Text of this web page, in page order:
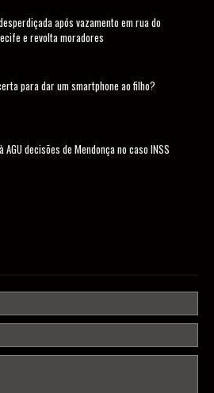
após vazamento em rua do
e revolta moradores
para dar um smartphone ao filho?
AGU decisões de Mendonça no caso INSS